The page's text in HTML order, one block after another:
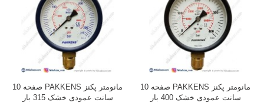
مانومتر پکنز PAKKENS صفحه 10
سانت عمودی خشک 315 بار
مانومتر پکنز PAKKENS صفحه 10
سانت عمودی خشک 400 بار